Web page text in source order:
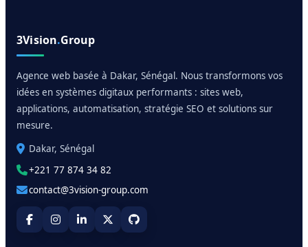
3Vision.Group
Agence web basée à Dakar, Sénégal. Nous transformons vos
idées en systèmes digitaux performants : sites web,
applications, automatisation, stratégie SEO et solutions sur
mesure.
Dakar, Sénégal
+221 77 874 34 82
contact@3vision-group.com